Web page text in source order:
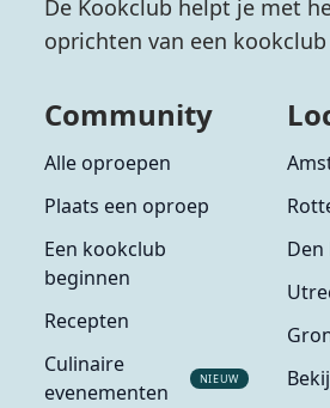
De Kookclub helpt je met
oprichten van een
Community
Alle oproepen
Plaats een oproep
Een kookclub
beginnen
Recepten
Culinaire
evenementen
NIEUW
Den